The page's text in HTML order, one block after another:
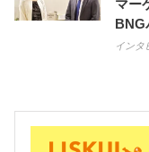
マー
BNG
インタ